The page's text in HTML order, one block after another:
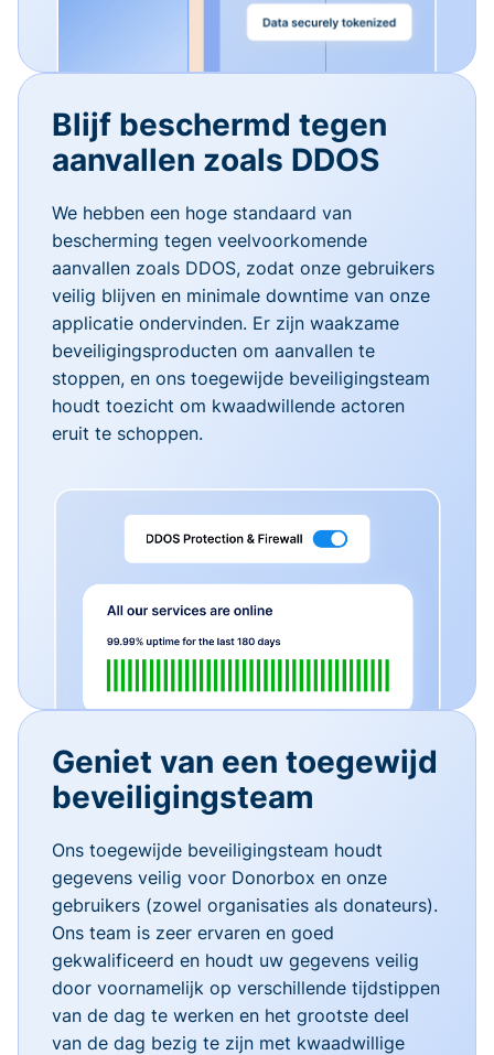
Blijf beschermd tegen
aanvallen zoals DDOS
We hebben een hoge standaard van
bescherming tegen veelvoorkomende
aanvallen zoals DDOS, zodat onze gebruikers
veilig blijven en minimale downtime van onze
applicatie ondervinden. Er zijn waakzame
beveiligingsproducten om aanvallen te
stoppen, en ons toegewijde beveiligingsteam
houdt toezicht om kwaadwillende actoren
eruit te schoppen.
Geniet van een toegewijd
beveiligingsteam
Ons toegewijde beveiligingsteam houdt
gegevens veilig voor Donorbox en onze
gebruikers (zowel organisaties als donateurs).
Ons team is zeer ervaren en goed
gekwalificeerd en houdt uw gegevens veilig
door voornamelijk op verschillende tijdstippen
van de dag te werken en het grootste deel
van de dag bezig te zijn met kwaadwillige